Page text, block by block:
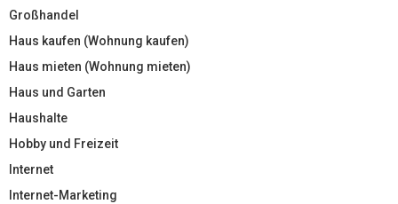
Großhandel
Haus kaufen (Wohnung kaufen)
Haus mieten (Wohnung mieten)
Haus und Garten
Haushalte
Hobby und Freizeit
Internet
Internet-Marketing